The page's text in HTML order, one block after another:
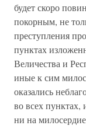
будет скоро
покорным, не
преступления
пунктах
Величества и
иные к сим
оказались
во всех
ни на